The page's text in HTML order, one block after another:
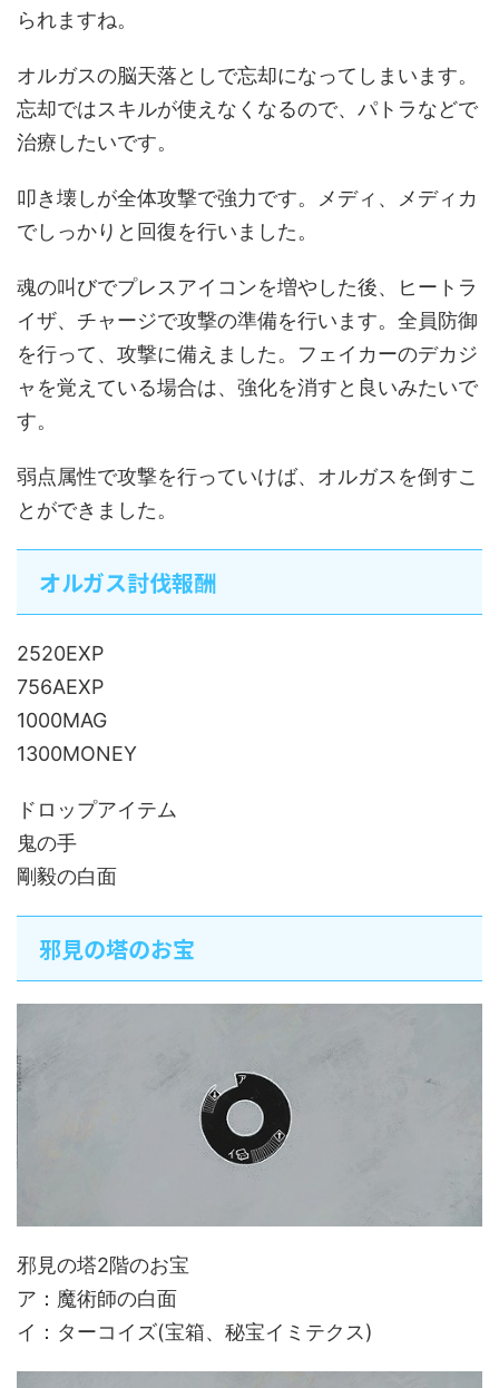
られますね。
オルガスの脳天落としで忘却になってしまいます。
忘却ではスキルが使えなくなるので、パトラなどで
治療したいです。
叩き壊しが全体攻撃で強力です。メディ、メディカ
でしっかりと回復を行いました。
魂の叫びでプレスアイコンを増やした後、ヒートラ
イザ、チャージで攻撃の準備を行います。全員防御
を行って、攻撃に備えました。フェイカーのデカジ
ャを覚えている場合は、強化を消すと良いみたいで
す。
弱点属性で攻撃を行っていけば、オルガスを倒すこ
とができました。
オルガス討伐報酬
2520EXP
756AEXP
1000MAG
1300MONEY
ドロップアイテム
鬼の手
剛毅の白面
邪見の塔のお宝
邪見の塔2階のお宝
ア：魔術師の白面
イ：ターコイズ(宝箱、秘宝イミテクス)